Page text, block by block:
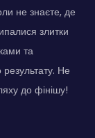
не знаєте, де
злитки
та
Не
до фінішу!